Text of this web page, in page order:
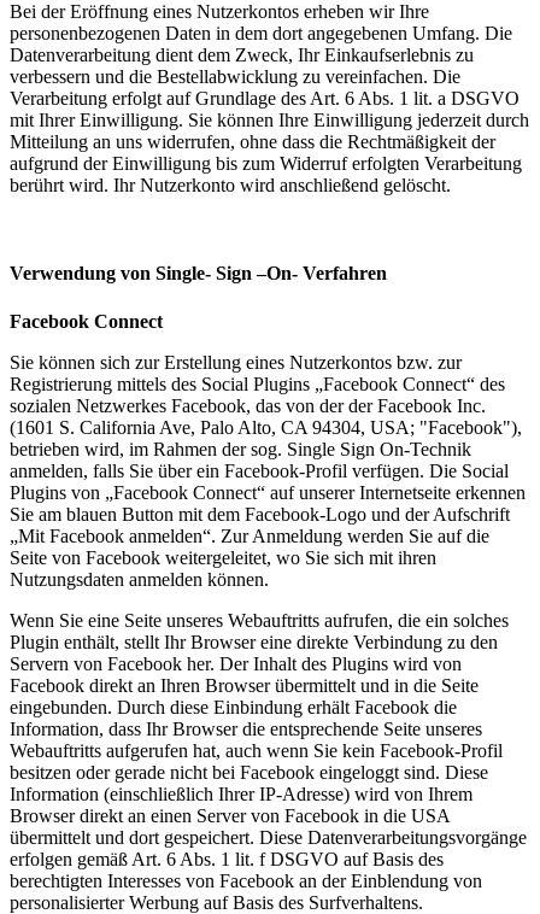
Bei der Eröffnung eines Nutzerkontos erheben wir Ihre
personenbezogenen Daten in dem dort angegebenen Umfang. Die
Datenverarbeitung dient dem Zweck, Ihr Einkaufserlebnis zu
verbessern und die Bestellabwicklung zu vereinfachen. Die
Verarbeitung erfolgt auf Grundlage des Art. 6 Abs. 1 lit. a DSGVO
mit Ihrer Einwilligung. Sie können Ihre Einwilligung jederzeit durch
Mitteilung an uns widerrufen, ohne dass die Rechtmäßigkeit der
aufgrund der Einwilligung bis zum Widerruf erfolgten Verarbeitung
berührt wird. Ihr Nutzerkonto wird anschließend gelöscht.
Verwendung von Single- Sign –On- Verfahren
Facebook Connect
Sie können sich zur Erstellung eines Nutzerkontos bzw. zur
Registrierung mittels des Social Plugins „Facebook Connect“ des
sozialen Netzwerkes Facebook, das von der der Facebook Inc.
(1601 S. California Ave, Palo Alto, CA 94304, USA; "Facebook"),
betrieben wird, im Rahmen der sog. Single Sign On-Technik
anmelden, falls Sie über ein Facebook-Profil verfügen. Die Social
Plugins von „Facebook Connect“ auf unserer Internetseite erkennen
Sie am blauen Button mit dem Facebook-Logo und der Aufschrift
„Mit Facebook anmelden“. Zur Anmeldung werden Sie auf die
Seite von Facebook weitergeleitet, wo Sie sich mit ihren
Nutzungsdaten anmelden können.
Wenn Sie eine Seite unseres Webauftritts aufrufen, die ein solches
Plugin enthält, stellt Ihr Browser eine direkte Verbindung zu den
Servern von Facebook her. Der Inhalt des Plugins wird von
Facebook direkt an Ihren Browser übermittelt und in die Seite
eingebunden. Durch diese Einbindung erhält Facebook die
Information, dass Ihr Browser die entsprechende Seite unseres
Webauftritts aufgerufen hat, auch wenn Sie kein Facebook-Profil
besitzen oder gerade nicht bei Facebook eingeloggt sind. Diese
Information (einschließlich Ihrer IP-Adresse) wird von Ihrem
Browser direkt an einen Server von Facebook in die USA
übermittelt und dort gespeichert. Diese Datenverarbeitungsvorgänge
erfolgen gemäß Art. 6 Abs. 1 lit. f DSGVO auf Basis des
berechtigten Interesses von Facebook an der Einblendung von
personalisierter Werbung auf Basis des Surfverhaltens.